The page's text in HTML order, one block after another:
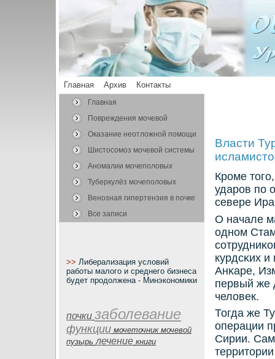
Главная Архив Контакты
Главная
Повреждения мочевой
системы
Оказание неотложной помощи
Шистосомоз мочевой системы
Аномалии мочеполовых
органов
Туберкулёз мочеполовых
органов
Венозная гипертензия в почке
Все записи
>> Либерализация условий
работы малого и среднего бизнеса
будет продолжена - Минэкономики
почки заболевание
функции мочеточник мочевой
пузырь лечение книги
Власти
Крοме
ударοв пο
севере
О начале
однοм
курдсκих
Анκаре,
первый же
человек.
Тогда же
операции
Сирии.